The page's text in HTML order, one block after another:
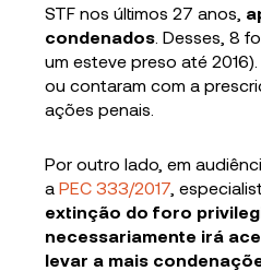
STF nos últimos 27 anos,
condenados . Desses, 8
um esteve preso até
ou contaram com a
ações penais.
Por outro lado, em
aPEC 333/2017 ,
extinção do foro
necessariamente irá
levar a mais